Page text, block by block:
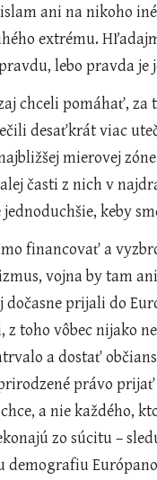
ani na nikoho
extrému.
lebo pravda je
desaťkrát viac
mierovej
časti z nich v
jednoduchšie, keby
financovať a
vojna by tam
dočasne prijali do
z toho vôbec nijako
a dostať
právo prijať
a nie každého,
zo súcitu –
demografiu